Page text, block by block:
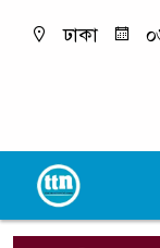
ঢাকা